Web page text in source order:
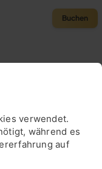
Buchen
verwendet.
während es
auf